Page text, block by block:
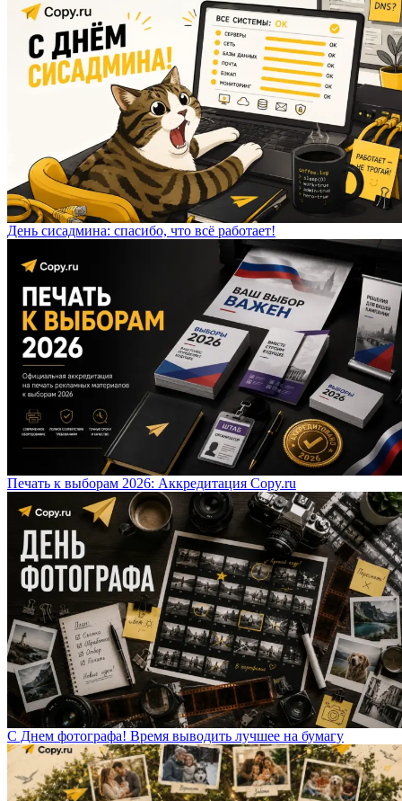
День сисадмина: спасибо, что всё работает!
Печать к выборам 2026: Аккредитация Copy.ru
С Днем фотографа! Время выводить лучшее на бумагу